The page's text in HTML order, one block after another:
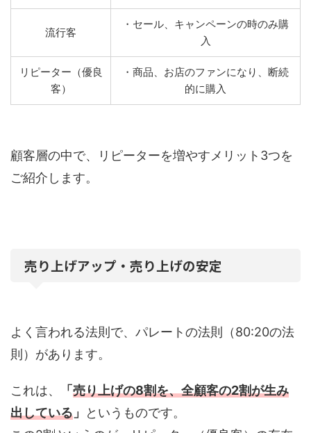
流行客
・セール、キャンペーンの時のみ購
入
リピーター（優良
客）
・商品、お店のファンになり、断続
的に購入
顧客層の中で、リピーターを増やすメリット3つを
ご紹介します。
売り上げアップ・売り上げの安定
よく言われる法則で、パレートの法則（80:20の法
則）があります。
これは、 「 売り上げの8割を、全顧客の2割が生み
出している 」
というものです。